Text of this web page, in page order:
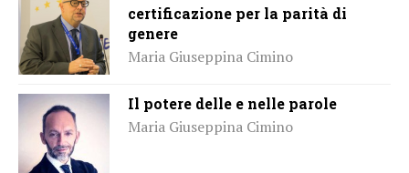
certificazione per la parità di
genere
Maria Giuseppina Cimino
Il potere delle e nelle parole
Maria Giuseppina Cimino